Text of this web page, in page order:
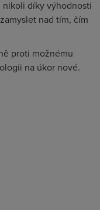
díky výhodnosti
nad tím, čím
proti možnému
na úkor nové.